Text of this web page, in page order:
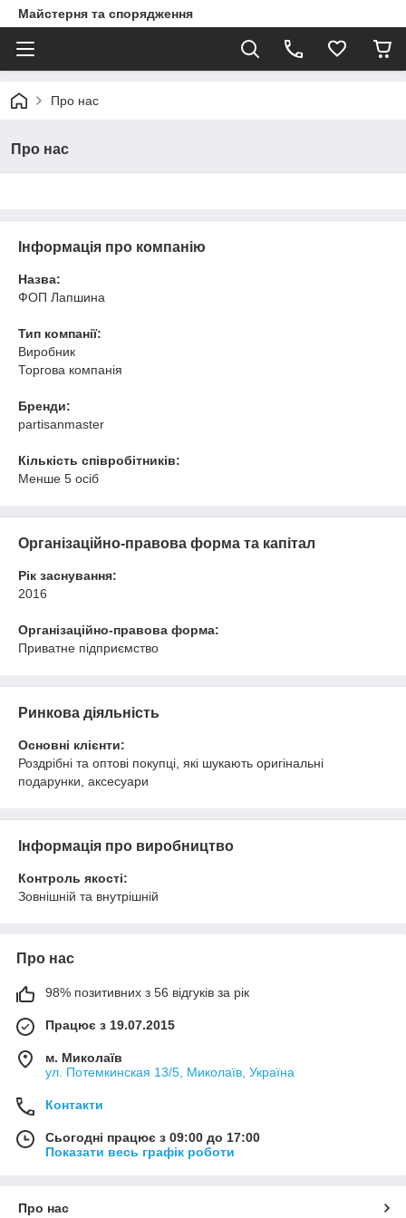
Майстерня та спорядження
Про нас
Про нас
Інформація про компанію
Назва:
ФОП Лапшина
Тип компанії:
Виробник
Торгова компанія
Бренди:
partisanmaster
Кількість співробітників:
Менше 5 осіб
Організаційно-правова форма та капітал
Рік заснування:
2016
Організаційно-правова форма:
Приватне підприємство
Ринкова діяльність
Основні клієнти:
Роздрібні та оптові покупці, які шукають оригінальні
подарунки, аксесуари
Інформація про виробництво
Контроль якості:
Зовнішній та внутрішній
Про нас
98% позитивних з 56 відгуків за рік
Працює з 19.07.2015
м. Миколаїв
ул. Потемкинская 13/5, Миколаїв, Україна
Контакти
Сьогодні працює з 09:00 до 17:00
Показати весь графік роботи
Про нас